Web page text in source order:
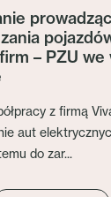
– PZU we
z firmą
aut
do zar...